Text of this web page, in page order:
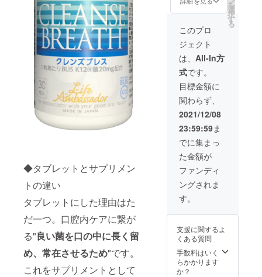
◆タブレットとサプリメン
トの違い
タブレットにした理由はた
だ一つ。口腔内ケアに繋が
る"良い菌を口の中に長く留
め、常在させるため"です。
これをサプリメントとして
パー
、社交
会など
へのご
案内さ
せてい
ただき
まし
た。 今
谷江里
子が主
催する
チャリ
ティ
パー
ティー
ハイエ
ンドで
良質な
人との
ご縁を
紡ぎ、
レスを
るのは
如何で
しょ
う。 お
一人あ
たり約
3,300円
のコス
トでス
メルマ
ネジメ
ント始
めてみ
ません
か？ ク
レンズ
ブレス
30粒入
クレン
ス 10粒
入りア
ルミパ
ウチ 10
を
選
択
す
る
このプロ
ジェクト
は、 All-In方
式です。
目標金額に
関わらず、
2021/12/08
23:59:59ま
でに集まっ
た金額が
ファンディ
ングされま
す。
支援に関するよ
くある質問
手数料はいく
らかかります
か？